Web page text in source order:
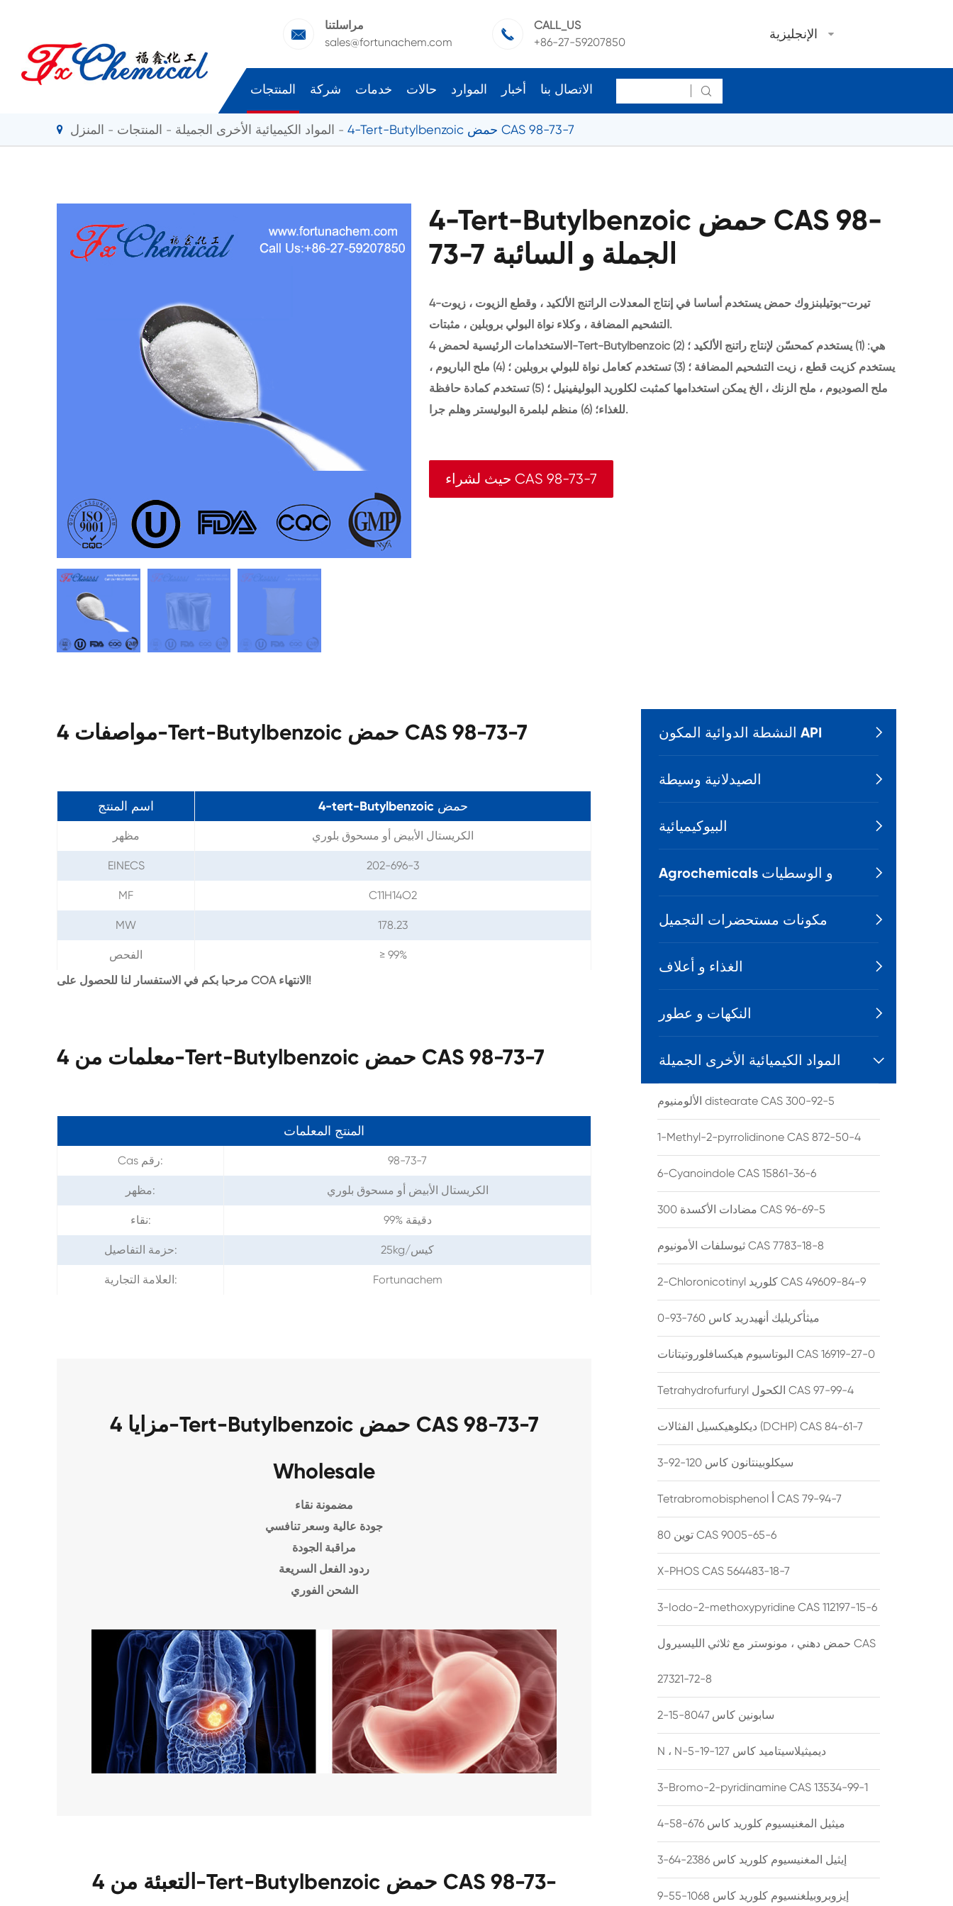

مراسلتنا
sales@fortunachem.com

CALL_US
+86-27-59207850
الإنجليزية
المنتجات شركة خدمات حالات الموارد أخبار الاتصال بنا 
المنزل المنتجات المواد الكيميائية الأخرى الجميلة 4-Tert-Butylbenzoic حمض CAS 98-73-7
4-Tert-Butylbenzoic حمض CAS 98-
73-7 الجملة و السائبة
4-تيرت-بوتيلبنزوك حمض يستخدم أساسا في إنتاج المعدلات الراتنج الألكيد ، وقطع الزيوت ، زيوت
التشحيم المضافة ، وكلاء نواة البولي بروبلين ، مثبتات.
الاستخدامات الرئيسية لحمض 4-Tert-Butylbenzoic هي: (1) يستخدم كمحسّن لإنتاج راتنج الألكيد ؛ (2)
يستخدم كزيت قطع ، زيت التشحيم المضافة ؛ (3) تستخدم كعامل نواة للبولي بروبلين ؛ (4) ملح الباريوم ،
ملح الصوديوم ، ملح الزنك ، الخ يمكن استخدامها كمثبت لكلوريد البوليفينيل ؛ (5) تستخدم كمادة حافظة
للغذاء؛ (6) منظم لبلمرة البوليستر وهلم جرا.
حيث لشراء CAS 98-73-7
مواصفات 4-Tert-Butylbenzoic حمض CAS 98-73-7
اسم المنتج 4-tert-Butylbenzoic حمض
مظهر الكريستال الأبيض أو مسحوق بلوري
EINECS 202-696-3
MF C11H14O2
MW 178.23
الفحص
≥ 99%
مرحبا بكم في الاستفسار لنا للحصول على COA الانتهاء!
معلمات من 4-Tert-Butylbenzoic حمض CAS 98-73-7
المنتج المعلمات
Cas رقم: 98-73-7
مظهر: الكريستال الأبيض أو مسحوق بلوري
نقاء: 99% دقيقة
حزمة التفاصيل: 25kg/كيس
العلامة التجارية: Fortunachem
مزايا 4-Tert-Butylbenzoic حمض CAS 98-73-7
Wholesale
مضمونة نقاء
جودة عالية وسعر تنافسي
مراقبة الجودة
ردود الفعل السريعة
الشحن الفوري
التعبئة من 4-Tert-Butylbenzoic حمض CAS 98-73-
النشطة الدوائية المكون API 
الصيدلانية وسيطة 
البيوكيميائية 
Agrochemicals و الوسطيات 
مكونات مستحضرات التجميل 
الغذاء و أعلاف 
النكهات و عطور 
المواد الكيميائية الأخرى الجميلة 
الألومنيوم distearate CAS 300-92-5
1-Methyl-2-pyrrolidinone CAS 872-50-4
6-Cyanoindole CAS 15861-36-6
مضادات الأكسدة 300 CAS 96-69-5
ثيوسلفات الأمونيوم CAS 7783-18-8
2-Chloronicotinyl كلوريد CAS 49609-84-9
ميثأكريليك أنهيدريد كاس 760-93-0
البوتاسيوم هيكسافلوروتيتانات CAS 16919-27-0
Tetrahydrofurfuryl الكحول CAS 97-99-4
ديكلوهيكسيل الفثالات (DCHP) CAS 84-61-7
سيكلوبينتانون كاس 120-92-3
Tetrabromobisphenol أ CAS 79-94-7
توين 80 CAS 9005-65-6
X-PHOS CAS 564483-18-7
3-Iodo-2-methoxypyridine CAS 112197-15-6
حمض دهني ، مونوستر مع ثلاثي الليسيرول CAS
27321-72-8
سابونين كاس 8047-15-2
N ، N-ديميثيلاسيتاميد كاس 127-19-5
3-Bromo-2-pyridinamine CAS 13534-99-1
ميثيل المغنيسيوم كلوريد كاس 676-58-4
إيثيل المغنيسيوم كلوريد كاس 2386-64-3
إيزوبروبيلغنسيوم كلوريد كاس 1068-55-9